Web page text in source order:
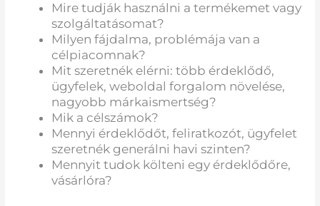
Mire tudják használni a termékemet vagy
szolgáltatásomat?
Milyen fájdalma, problémája van a
célpiacomnak?
Mit szeretnék elérni: több érdeklődő,
ügyfelek, weboldal forgalom növelése,
nagyobb márkaismertség?
Mik a célszámok?
Mennyi érdeklődőt, feliratkozót, ügyfelet
szeretnék generálni havi szinten?
Mennyit tudok költeni egy érdeklődőre,
vásárlóra?